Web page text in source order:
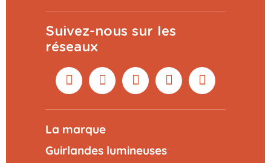
Suivez-nous sur les
réseaux
La marque
Guirlandes lumineuses